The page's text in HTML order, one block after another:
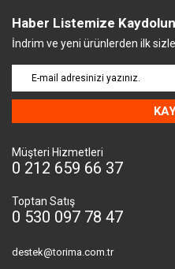
Haber Listemize
İndrim ve yeni ürünlerden ilk
Müşteri Hizmetleri
0 212 659 66 37
Toptan Satış
0 530 097 78 47
destek@torima.com.tr